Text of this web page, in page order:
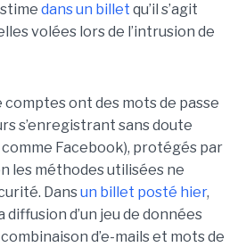
dans un billet qu’il s’agit
volées lors de l’intrusion de
comptes ont des mots de passe
s’enregistrant sans doute
Facebook), protégés par
les méthodes utilisées ne
Dansun billet posté hier,
d’un jeu de données
d’e-mails et mots de